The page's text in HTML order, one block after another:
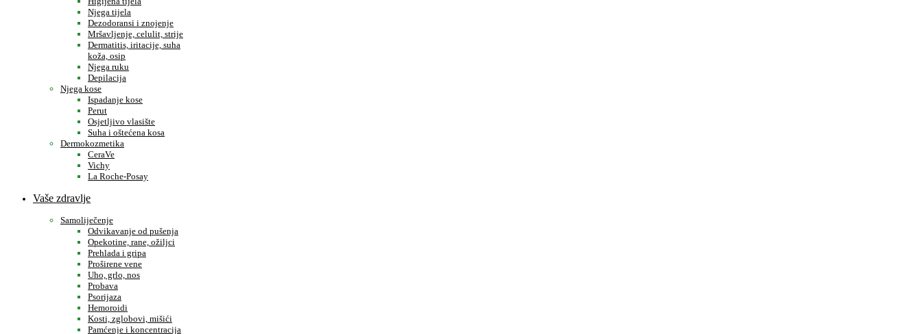
Njega tijela
Dezodoransi i znojenje
Mršavljenje, celulit, strije
Dermatitis, iritacije, suha
koža, osip
Njega ruku
Depilacija
Njega kose
Ispadanje kose
Perut
Osjetljivo vlasište
Suha i oštećena kosa
Dermokozmetika
CeraVe
Vichy
La Roche-Posay
Vaše zdravlje
Samoliječenje
Odvikavanje od pušenja
Opekotine, rane, ožiljci
Prehlada i gripa
Proširene vene
Uho, grlo, nos
Probava
Psorijaza
Hemoroidi
Kosti, zglobovi, mišići
Pamćenje i koncentracija